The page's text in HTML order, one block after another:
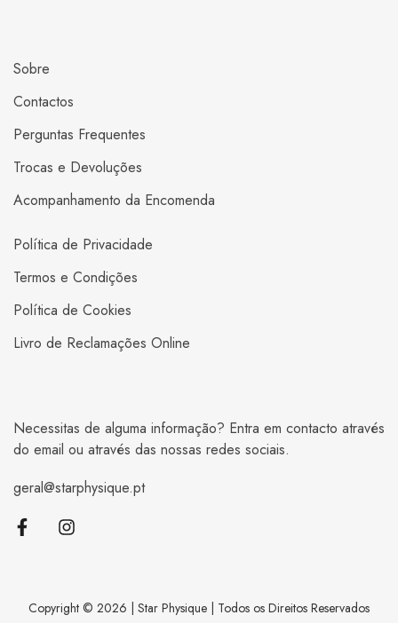
*
o
R
G
D
*
Sobre
Contactos
Perguntas Frequentes
Trocas e Devoluções
Acompanhamento da Encomenda
Política de Privacidade
Termos e Condições
Política de Cookies
Livro de Reclamações Online
Necessitas de alguma informação? Entra em contacto através
do email ou através das nossas redes sociais.
geral@starphysique.pt
Copyright © 2026 | Star Physique | Todos os Direitos Reservados